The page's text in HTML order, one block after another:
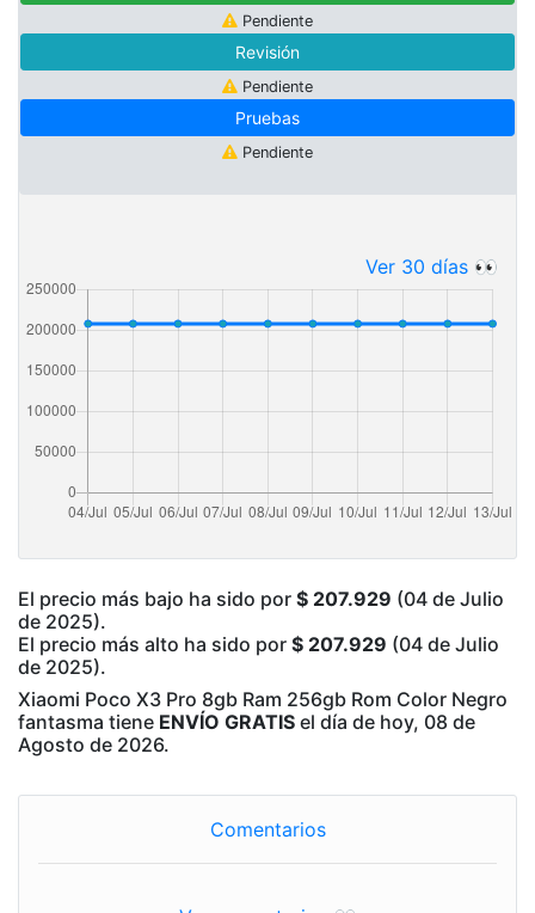
Pendiente
Revisión
Pendiente
Pruebas
Pendiente
Ver 30 días 👀
El precio más bajo ha sido por $ 207.929 (04 de Julio
de 2025).
El precio más alto ha sido por $ 207.929 (04 de Julio
de 2025).
Xiaomi Poco X3 Pro 8gb Ram 256gb Rom Color Negro
fantasma tiene ENVÍO GRATIS el día de hoy, 08 de
Agosto de 2026.
Comentarios